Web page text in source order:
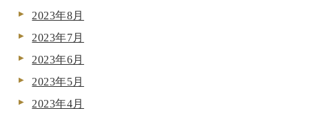
2023年8月
2023年7月
2023年6月
2023年5月
2023年4月